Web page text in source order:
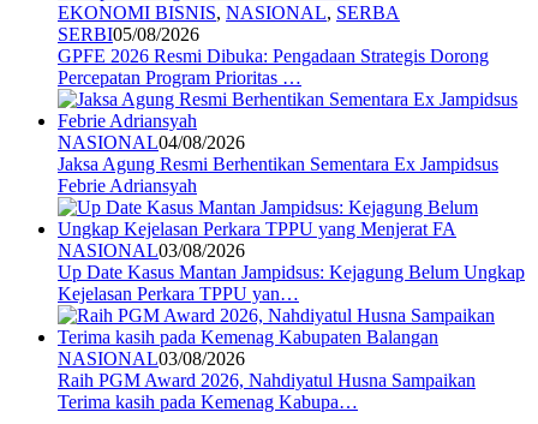
EKONOMI BISNIS, NASIONAL, SERBA
SERBI05/08/2026
GPFE 2026 Resmi Dibuka: Pengadaan Strategis Dorong
Percepatan Program Prioritas …
NASIONAL04/08/2026
Jaksa Agung Resmi Berhentikan Sementara Ex Jampidsus
Febrie Adriansyah
NASIONAL03/08/2026
Up Date Kasus Mantan Jampidsus: Kejagung Belum Ungkap
Kejelasan Perkara TPPU yan…
NASIONAL03/08/2026
Raih PGM Award 2026, Nahdiyatul Husna Sampaikan
Terima kasih pada Kemenag Kabupa…